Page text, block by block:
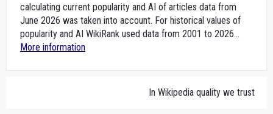
calculating current popularity and AI of articles data from
June 2026 was taken into account. For historical values of
popularity and AI WikiRank used data from 2001 to 2026...
More information
In Wikipedia quality we trust